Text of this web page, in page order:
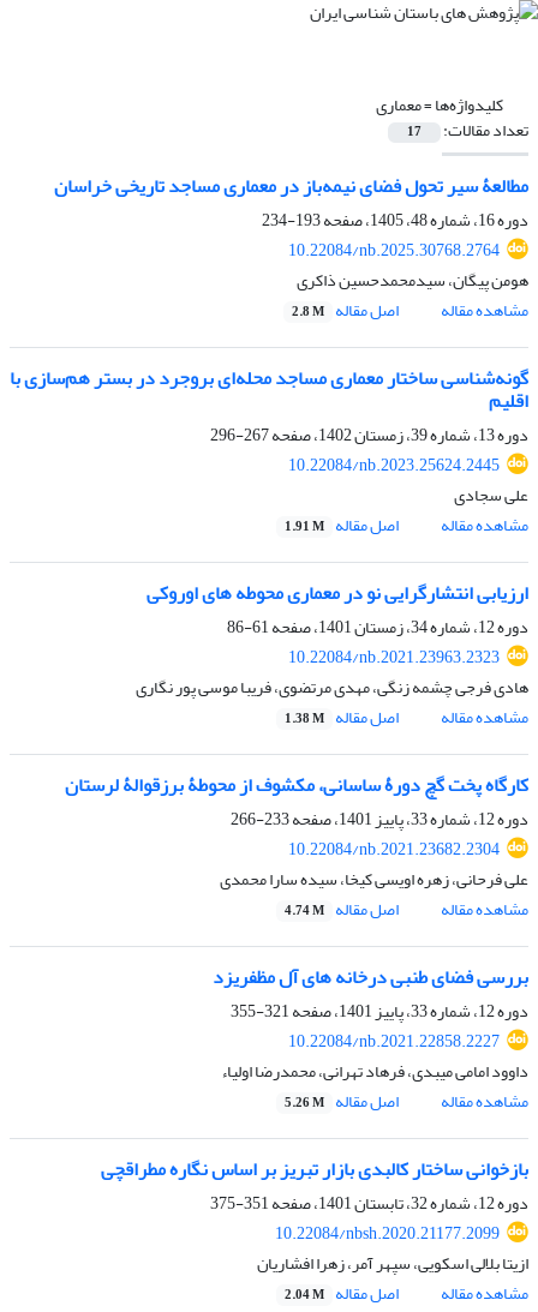
کلیدواژه‌ها =معماری
تعداد مقالات: 17
مطالعۀ سیر تحول فضای نیمه‌باز در معماری مساجد تاریخی خراسان
دوره 16، شماره 48، 1405، صفحه
193-234
10.22084/nb.2025.30768.2764
هومن پیگان، سیدمحمدحسین ذاکری
مشاهده مقاله
اصل مقاله 2.8 M
گونه‌شناسی ساختار معماری مساجد محله‌ای بروجرد در بستر هم‌سازی با
اقلیم
دوره 13، شماره 39، زمستان 1402، صفحه
267-296
10.22084/nb.2023.25624.2445
علی سجادی
مشاهده مقاله
اصل مقاله 1.91 M
ارزیابی انتشارگرایی نو در معماری محوطه های اوروکی
دوره 12، شماره 34، زمستان 1401، صفحه
61-86
10.22084/nb.2021.23963.2323
هادی فرجی چشمه زنگی، مهدی مرتضوی، فریبا موسی پور نگاری
مشاهده مقاله
اصل مقاله 1.38 M
کارگاه پخت گچ دورۀ ساسانی، مکشوف از محوطۀ برزقوالۀ لرستان
دوره 12، شماره 33، پاییز 1401، صفحه
233-266
10.22084/nb.2021.23682.2304
علی فرحانی، زهره اویسی کیخا، سیده سارا محمدی
مشاهده مقاله
اصل مقاله 4.74 M
بررسی فضای طنبی درخانه های آل مظفریزد
دوره 12، شماره 33، پاییز 1401، صفحه
321-355
10.22084/nb.2021.22858.2227
داوود امامی میبدی، فرهاد تهرانی، محمدرضا اولیاء
مشاهده مقاله
اصل مقاله 5.26 M
بازخوانی ساختار کالبدی بازار تبریز بر اساس نگاره مطراقچی
دوره 12، شماره 32، تابستان 1401، صفحه
351-375
10.22084/nbsh.2020.21177.2099
ازیتا بلالی اسکویی، سپهر آمر، زهرا افشاریان
مشاهده مقاله
اصل مقاله 2.04 M